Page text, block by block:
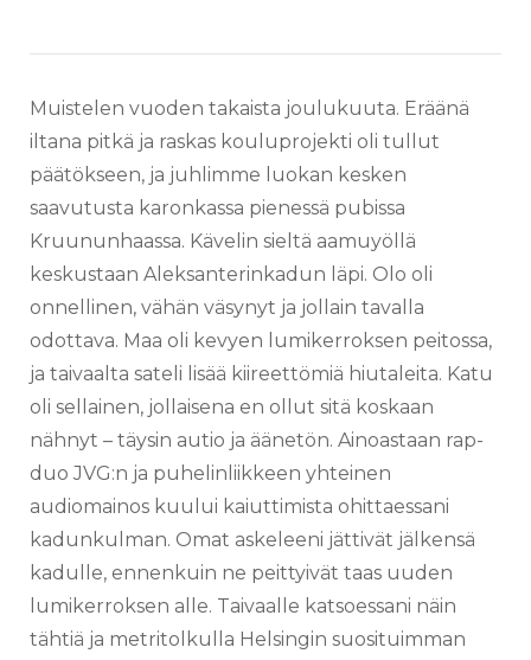
Muistelen vuoden takaista joulukuuta. Eräänä
iltana pitkä ja raskas kouluprojekti oli tullut
päätökseen, ja juhlimme luokan kesken
saavutusta karonkassa pienessä pubissa
Kruununhaassa. Kävelin sieltä aamuyöllä
keskustaan Aleksanterinkadun läpi. Olo oli
onnellinen, vähän väsynyt ja jollain tavalla
odottava. Maa oli kevyen lumikerroksen peitossa,
ja taivaalta sateli lisää kiireettömiä hiutaleita. Katu
oli sellainen, jollaisena en ollut sitä koskaan
nähnyt – täysin autio ja äänetön. Ainoastaan rap-
duo JVG:n ja puhelinliikkeen yhteinen
audiomainos kuului kaiuttimista ohittaessani
kadunkulman. Omat askeleeni jättivät jälkensä
kadulle, ennenkuin ne peittyivät taas uuden
lumikerroksen alle. Taivaalle katsoessani näin
tähtiä ja metritolkulla Helsingin suosituimman